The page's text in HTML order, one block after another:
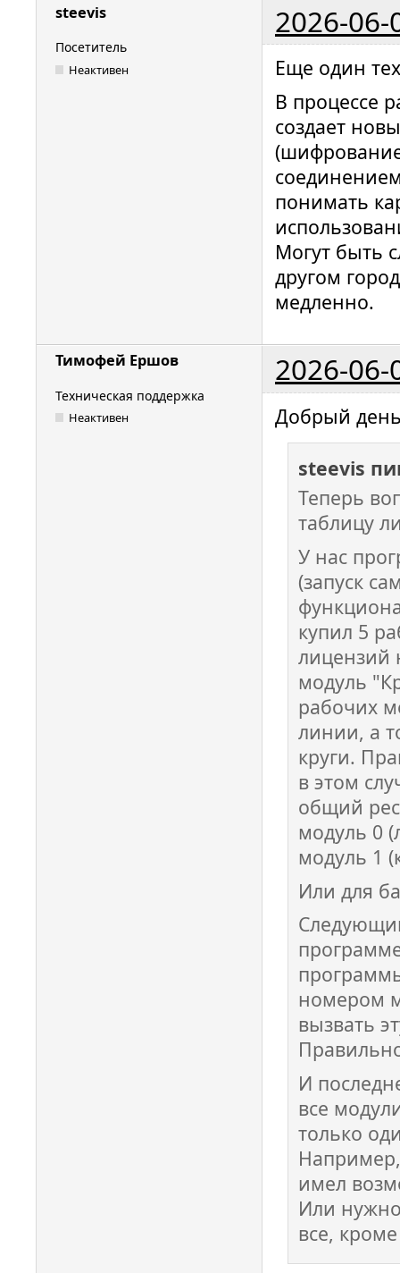
steevis 2026-06-
Посетитель
Неактивен
Еще один
В процессе
создает
понимать
Могут быть
другом
медленно.
Тимофей Ершов 2026-06-
Техническая поддержка
Неактивен Добрый
steevis
Теперь
таблицу
У нас
(запуск
купил 5
лицензий
модуль
рабочих
линии, а
круги.
в этом
общий
модуль 0
модуль 1
Или для
номером
вызвать
И
все
только
имел
Или
все,